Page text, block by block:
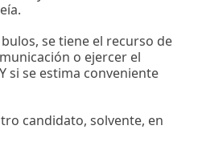
se tiene el recurso de
o ejercer el
si se estima conveniente
candidato, solvente, en